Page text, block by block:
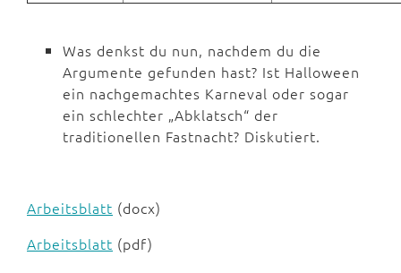
Was denkst du nun, nachdem du die
Argumente gefunden hast? Ist Halloween
ein nachgemachtes Karneval oder sogar
ein schlechter „Abklatsch“ der
traditionellen Fastnacht? Diskutiert.
Arbeitsblatt (docx)
Arbeitsblatt (pdf)